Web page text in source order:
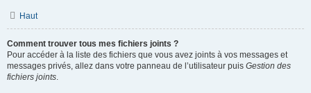
Haut
Comment trouver tous mes fichiers joints ?
Pour accéder à la liste des fichiers que vous avez joints à vos messages et
messages privés, allez dans votre panneau de l’utilisateur puis Gestion des
fichiers joints.